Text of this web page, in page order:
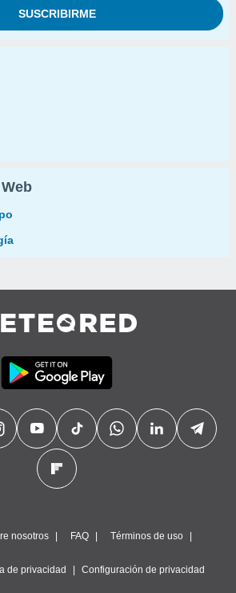
nosotros FAQ Términos de uso
de privacidad Configuración de privacidad